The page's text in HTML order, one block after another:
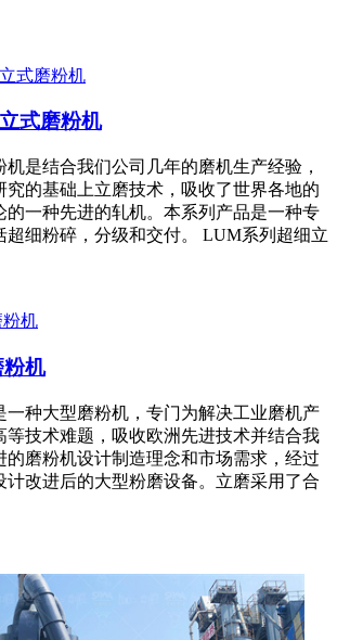
式磨粉机
机是结合我们公司几年的磨机生产经验，
究的基础上立磨技术，吸收了世界各地的
的一种先进的轧机。本系列产品是一种专
超细粉碎，分级和交付。 LUM系列超细立
机
一种大型磨粉机，专门为解决工业磨机产
等技术难题，吸收欧洲先进技术并结合我
的磨粉机设计制造理念和市场需求，经过
计改进后的大型粉磨设备。立磨采用了合